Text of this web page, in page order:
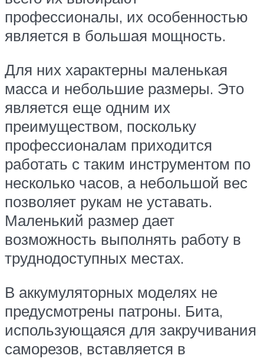
профессионалы, их особенностью
является в большая мощность.
Для них характерны маленькая
масса и небольшие размеры. Это
является еще одним их
преимуществом, поскольку
профессионалам приходится
работать с таким инструментом по
несколько часов, а небольшой вес
позволяет рукам не уставать.
Маленький размер дает
возможность выполнять работу в
труднодоступных местах.
В аккумуляторных моделях не
предусмотрены патроны. Бита,
использующаяся для закручивания
саморезов, вставляется в